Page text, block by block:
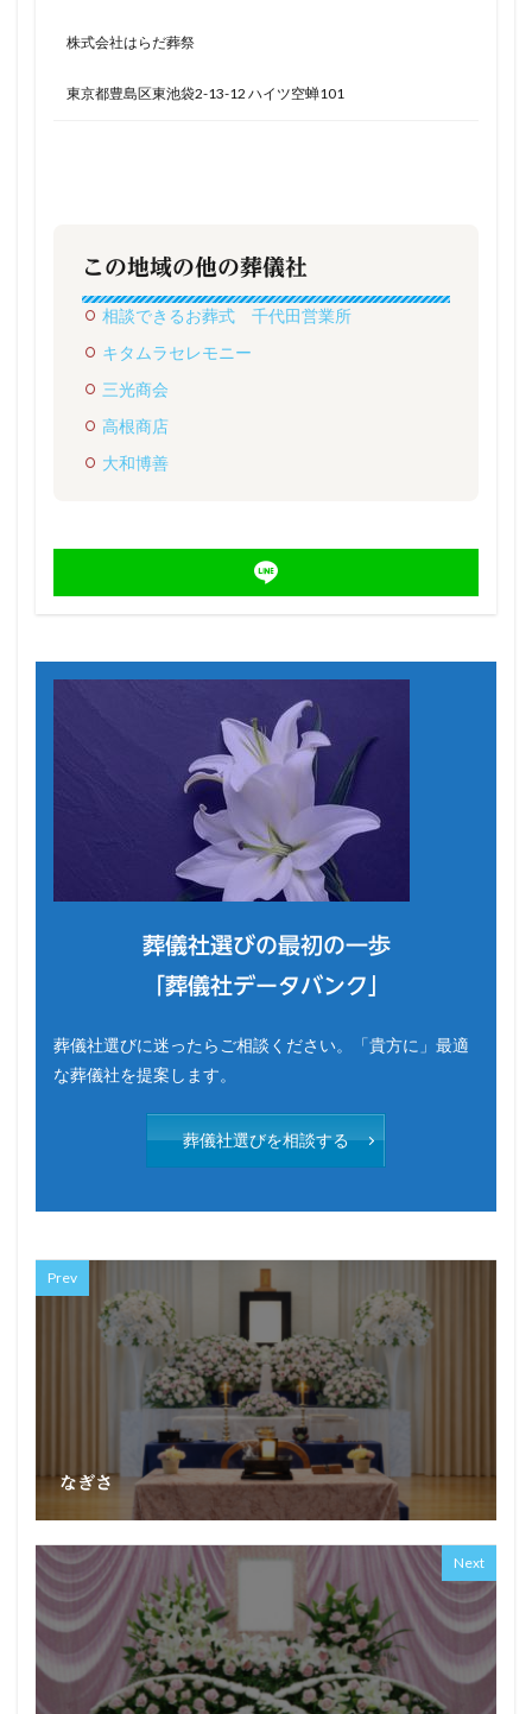
株式会社はらだ葬祭
東京都豊島区東池袋2-13-12 ハイツ空蝉101
この地域の他の葬儀社
相談できるお葬式 千代田営業所
キタムラセレモニー
三光商会
高根商店
大和博善
葬儀社選びの最初の一歩
「葬儀社データバンク」
葬儀社選びに迷ったらご相談ください。「貴方に」最適
な葬儀社を提案します。
葬儀社選びを相談する
Prev
なぎさ
Next